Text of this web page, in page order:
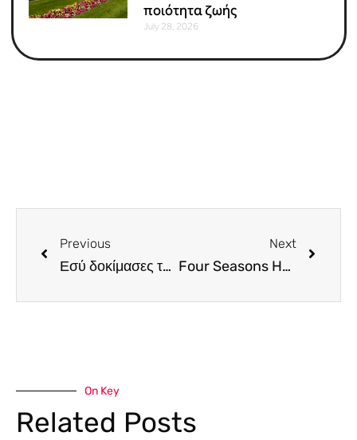
ποιότητα ζωής
July 28, 2026
Previous
Εσύ δοκίμασες τα cocktails του Second Cup Bistro;
Next
Four Seasons Hotel Prague. Ένα ξενοδοχείο για τους art lovers
On Key
Related Posts